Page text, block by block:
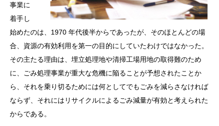
事業に
着手し
始めたのは、1970 年代後半からであったが、そのほとんどの場
合、資源の有効利用を第一の目的にしていたわけではなかった。
その主たる理由は、埋立処理地や清掃工場用地の取得難のため
に、ごみ処理事業が重大な危機に陥ることが予想されたことか
ら、それを乗り切るためには何としてでもごみを減らさなければ
ならず、それにはリサイクルによるごみ減量が有効と考えられた
からである。